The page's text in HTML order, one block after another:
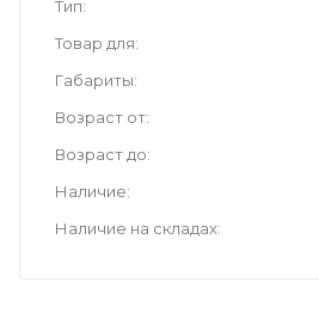
Тип
Товар для
Габариты
Возраст от
Возраст до
Наличие
Наличие на складах